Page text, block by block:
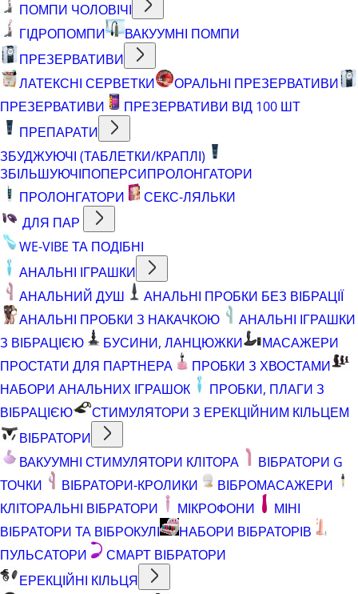
ПОМПИ ЧОЛОВІЧІ
ГІДРОПОМПИ
ВАКУУМНІ ПОМПИ
ПРЕЗЕРВАТИВИ
ЛАТЕКСНІ СЕРВЕТКИ
ОРАЛЬНІ ПРЕЗЕРВАТИВИ
ПРЕЗЕРВАТИВИ
ПРЕЗЕРВАТИВИ ВІД 100 ШТ
ПРЕПАРАТИ
ЗБУДЖУЮЧІ (ТАБЛЕТКИ/КРАПЛІ)
ЗБІЛЬШУЮЧІПОПЕРСИПРОЛОНГАТОРИ
ПРОЛОНГАТОРИ
СЕКС-ЛЯЛЬКИ
ДЛЯ ПАР
WE-VIBE ТА ПОДІБНІ
АНАЛЬНІ ІГРАШКИ
АНАЛЬНИЙ ДУШ
АНАЛЬНІ ПРОБКИ БЕЗ ВІБРАЦІЇ
АНАЛЬНІ ПРОБКИ З НАКАЧКОЮ
АНАЛЬНІ ІГРАШКИ
З ВІБРАЦІЄЮ
БУСИНИ, ЛАНЦЮЖКИ
МАСАЖЕРИ
ПРОСТАТИ ДЛЯ ПАРТНЕРА
ПРОБКИ З ХВОСТАМИ
НАБОРИ АНАЛЬНИХ ІГРАШОК
ПРОБКИ, ПЛАГИ З
ВІБРАЦІЄЮ
СТИМУЛЯТОРИ З ЕРЕКЦІЙНИМ КІЛЬЦЕМ
ВІБРАТОРИ
ВАКУУМНІ СТИМУЛЯТОРИ КЛІТОРА
ВІБРАТОРИ G
ТОЧКИ
ВІБРАТОРИ-КРОЛИКИ
ВІБРОМАСАЖЕРИ
КЛІТОРАЛЬНІ ВІБРАТОРИ
МІКРОФОНИ
МІНІ
ВІБРАТОРИ ТА ВІБРОКУЛІ
НАБОРИ ВІБРАТОРІВ
ПУЛЬСАТОРИ
СМАРТ ВІБРАТОРИ
ЕРЕКЦІЙНІ КІЛЬЦЯ